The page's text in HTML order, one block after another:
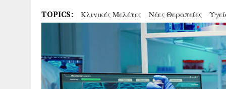
TOPICS: Κλινικές Μελέτες Νέες Θεραπείες